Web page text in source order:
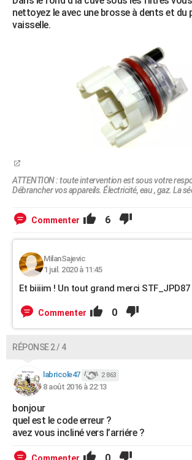
nettoyez le avec une brosse à dents et du
vaisselle.
ATTENTION : toute intervention est sous votre
Débrancher vos appareils. Électricité, eau , gaz. La
Commenter 6
MilanSajevic
1 juil. 2020 à 11:45
Et biiiim ! Un tout grand merci STF_JPD87
Commenter 0
RÉPONSE 2 / 4
labricole47 2 863
8 août 2016 à 22:13
bonjour
quel est le code erreur ?
avez vous incliné vers l’arriére ?